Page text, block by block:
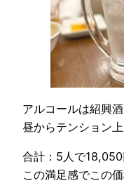
アルコールは紹興
昼からテンション上
合計：5人で18,050
この満足感でこの